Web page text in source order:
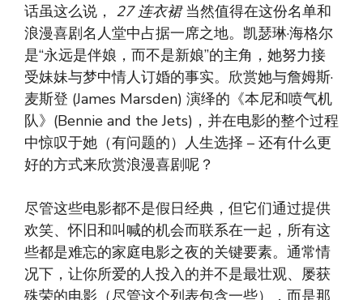
话虽这么说， 27 连衣裙当然值得在这份名单和
浪漫喜剧名人堂中占据一席之地。凯瑟琳·海格尔
是“永远是伴娘，而不是新娘”的主角，她努力接
受妹妹与梦中情人订婚的事实。欣赏她与詹姆斯·
麦斯登 (James Marsden) 演绎的《本尼和喷气机
队》(Bennie and the Jets)，并在电影的整个过程
中惊叹于她（有问题的）人生选择 – 还有什么更
好的方式来欣赏浪漫喜剧呢？
尽管这些电影都不是假日经典，但它们通过提供
欢笑、怀旧和叫喊的机会而联系在一起，所有这
些都是难忘的家庭电影之夜的关键要素。通常情
况下，让你所爱的人投入的并不是最壮观、屡获
殊荣的电影（尽管这个列表包含一些），而是那